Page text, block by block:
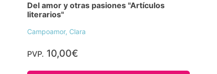
Del amor y otras pasiones "Artículos
literarios"
Campoamor, Clara
PVP. 10,00€